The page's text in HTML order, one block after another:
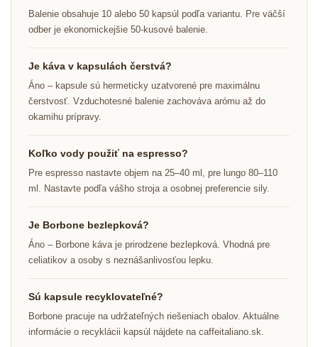
Balenie obsahuje 10 alebo 50 kapsúl podľa variantu. Pre väčší
odber je ekonomickejšie 50-kusové balenie.
Je káva v kapsulách čerstvá?
Áno – kapsule sú hermeticky uzatvorené pre maximálnu
čerstvosť. Vzduchotesné balenie zachováva arómu až do
okamihu prípravy.
Koľko vody použiť na espresso?
Pre espresso nastavte objem na 25–40 ml, pre lungo 80–110
ml. Nastavte podľa vášho stroja a osobnej preferencie sily.
Je Borbone bezlepková?
Áno – Borbone káva je prirodzene bezlepková. Vhodná pre
celiatikov a osoby s neznášanlivosťou lepku.
Sú kapsule recyklovateľné?
Borbone pracuje na udržateľných riešeniach obalov. Aktuálne
informácie o recyklácii kapsúl nájdete na caffeitaliano.sk.